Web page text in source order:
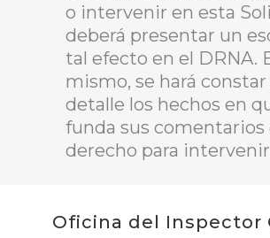
o intervenir en esta
deberá presentar un
tal efecto en el DRNA.
mismo, se hará constar
detalle los hechos en
funda sus comentarios
derecho para
Oficina del Inspector